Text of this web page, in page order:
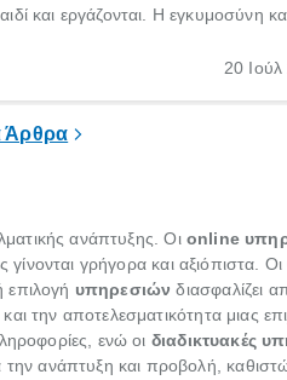
και εργάζονται. Η εγκυμοσύνη
περίοδος στη ζωή κάθε
20
Άρθρα
ανάπτυξης. Οι online
γίνονται γρήγορα και αξιόπιστα. Οι
επιλογή υπηρεσιών διασφαλίζει
την αποτελεσματικότητα μιας
ενώ οι διαδικτυακές
ανάπτυξη και προβολή,